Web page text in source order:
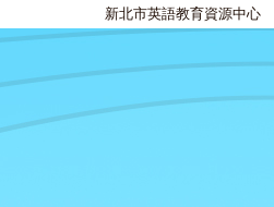
新北市英語教育資源中心